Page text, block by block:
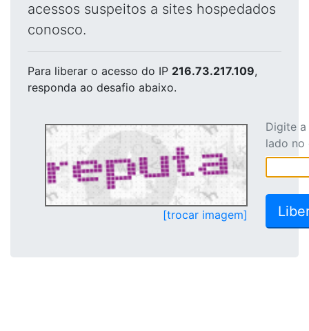
acessos suspeitos a sites hospedados
conosco.
Para liberar o acesso do IP 216.73.217.109,
responda ao desafio abaixo.
[trocar imagem]
Digite
lado no